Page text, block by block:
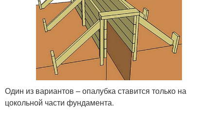
Один из вариантов – опалубка ставится только на
цокольной части фундамента.